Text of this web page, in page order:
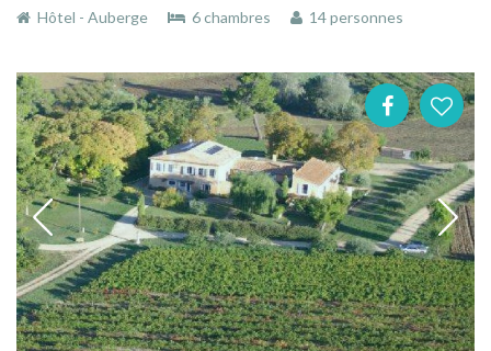
Hôtel - Auberge
6 chambres 14 personnes